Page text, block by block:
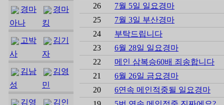
경마
아나
경마
킹
고박
사
김기
자
김남
성
김영
민
김영 김인
26
7월 5일 일요경마
25
7월 3일 부산경마
24
부탁드립니다
23
6월 28일 일요경마
22
메인 삼복승60배 죄송합니다
21
6월 26일 금요경마
20
6연속 메인적중될 일요경마